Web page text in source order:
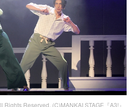
Reserved. (C)MANKAI STAGE『A3!』